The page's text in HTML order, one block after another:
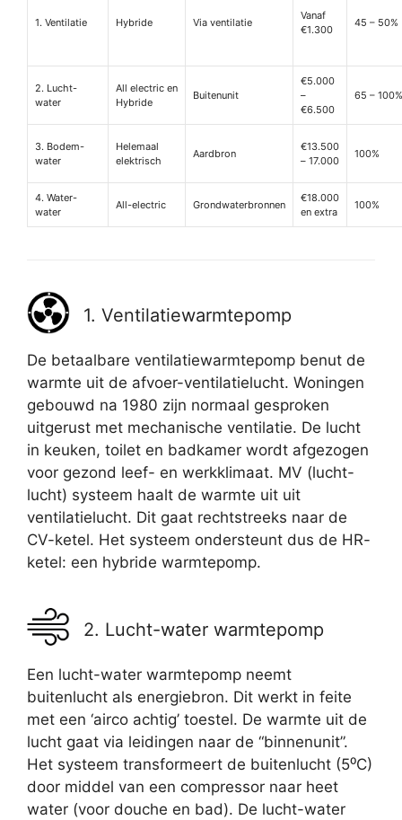
1. Ventilatie Hybride Via ventilatie
Vanaf
€1.300
45 – 50%
2. Lucht-
water
All electric en
Hybride
Buitenunit
€5.000
–
€6.500
65 – 100%
3. Bodem-
water
Helemaal
elektrisch
Aardbron
€13.500
– 17.000
100%
4. Water-
water
All-electric Grondwaterbronnen
€18.000
en extra
100%
1. Ventilatiewarmtepomp
De betaalbare ventilatiewarmtepomp benut de
warmte uit de afvoer-ventilatielucht. Woningen
gebouwd na 1980 zijn normaal gesproken
uitgerust met mechanische ventilatie. De lucht
in keuken, toilet en badkamer wordt afgezogen
voor gezond leef- en werkklimaat. MV (lucht-
lucht) systeem haalt de warmte uit uit
ventilatielucht. Dit gaat rechtstreeks naar de
CV-ketel. Het systeem ondersteunt dus de HR-
ketel: een hybride warmtepomp.
2. Lucht-water warmtepomp
Een lucht-water warmtepomp neemt
buitenlucht als energiebron. Dit werkt in feite
met een ‘airco achtig’ toestel. De warmte uit de
lucht gaat via leidingen naar de “binnenunit”.
Het systeem transformeert de buitenlucht (5⁰C)
door middel van een compressor naar heet
water (voor douche en bad). De lucht-water